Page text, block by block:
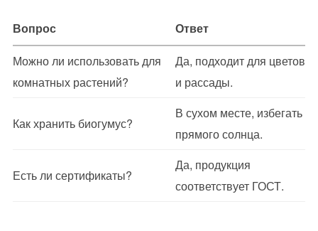
Вопрос
Ответ
Можно ли использовать для
комнатных растений?
Да, подходит для цветов
и рассады.
Как хранить биогумус?
В сухом месте, избегать
прямого солнца.
Есть ли сертификаты?
Да, продукция
соответствует ГОСТ.